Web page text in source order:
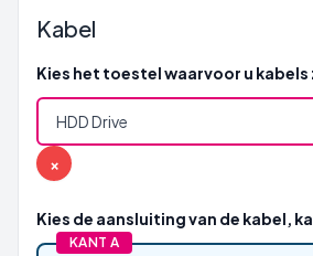
Kabel
Kies het toestel waarvoor u kabels
×
Kies de aansluiting van de kabel,
KANT A